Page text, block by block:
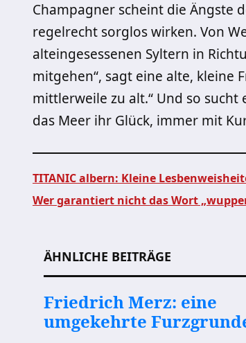
Champagner scheint die Ängste
regelrecht sorglos wirken. Von
alteingesessenen Syltern in
mitgehen“, sagt eine alte, kleine
mittlerweile zu alt.“ Und so
das Meer ihr Glück, immer mit
TITANIC albern: Kleine
Wer garantiert nicht das Wort
ÄHNLICHE BEITRÄGE
Friedrich Merz: eine
umgekehrte